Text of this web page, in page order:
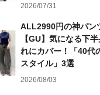
2026/07/31
ALL2990円の神パン
【GU】気になる下
れにカバー！「40代
スタイル」3選
2026/08/03